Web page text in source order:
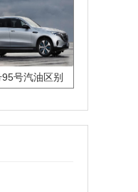
号汽油区别